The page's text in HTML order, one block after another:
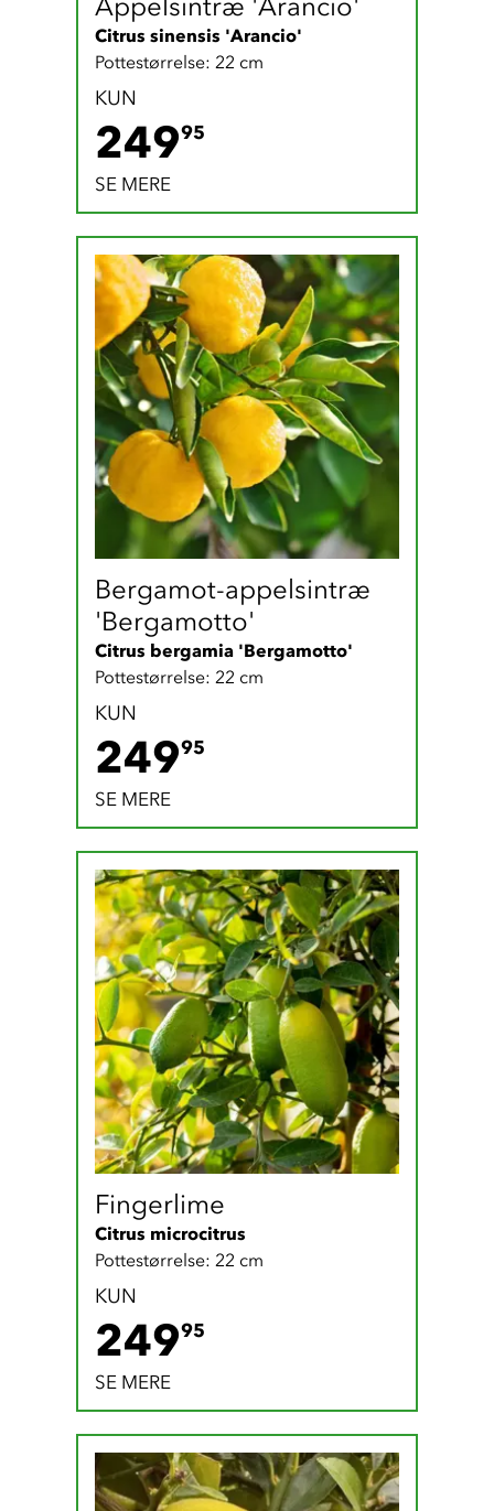
Citrus sinensis 'Arancio'
Pottestørrelse: 22 cm
KUN
24995
SE MERE
Bergamot-appelsintræ
'Bergamotto'
Citrus bergamia 'Bergamotto'
Pottestørrelse: 22 cm
KUN
24995
SE MERE
Fingerlime
Citrus microcitrus
Pottestørrelse: 22 cm
KUN
24995
SE MERE